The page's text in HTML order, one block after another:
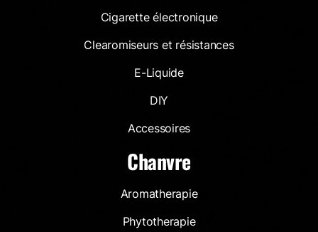
Cigarette électronique
Clearomiseurs et résistances
E-Liquide
DIY
Accessoires
Chanvre
Aromatherapie
Phytotherapie